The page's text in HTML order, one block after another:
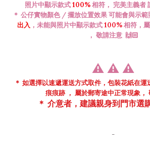
照片中顯示款式100%相符， 完美主義者
＊ 公仔實物顏色 / 擺放位置效果 可能會與示範
出入 ， 未能與照片中顯示款式100%相符，
， 敬請注意 🙌🏻
⚠️⚠️⚠️
＊ 如選擇以速遞運送方式取件，包裝花紙在運
痕痕跡 ， 屬於郵寄途中正常現象，
＊ 介意者，建議親身到門市選
-